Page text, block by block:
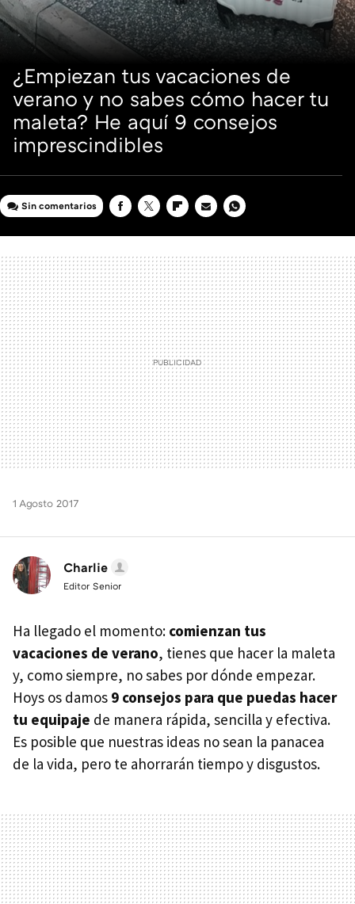
¿Empiezan tus vacaciones de
verano y no sabes cómo hacer tu
maleta? He aquí 9 consejos
imprescindibles
Sin comentarios
1 Agosto 2017
Charlie
Editor Senior
Ha llegado el momento: comienzan tus
vacaciones de verano, tienes que hacer la maleta
y, como siempre, no sabes por dónde empezar.
Hoys os damos 9 consejos para que puedas hacer
tu equipaje de manera rápida, sencilla y efectiva.
Es posible que nuestras ideas no sean la panacea
de la vida, pero te ahorrarán tiempo y disgustos.